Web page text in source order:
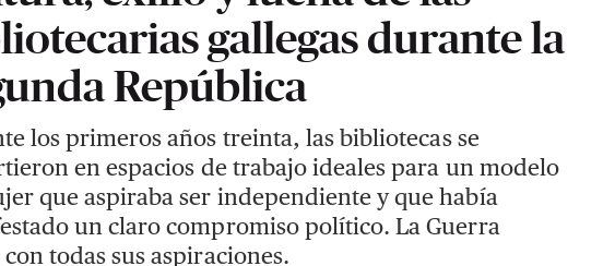
gallegas durante la
República
los primeros años treinta, las bibliotecas se
en espacios de trabajo ideales para un modelo
que aspiraba ser independiente y que había
un claro compromiso político. La Guerra
con todas sus aspiraciones.